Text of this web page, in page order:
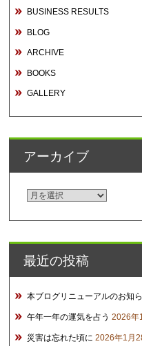
BUSINESS RESULTS
BLOG
ARCHIVE
BOOKS
GALLERY
アーカイブ
ア
イ
ブ
最近の投稿
本ブログリニューアルのお知
午年一年の運気を占う 2026年
災害は忘れた頃に 2026年1月